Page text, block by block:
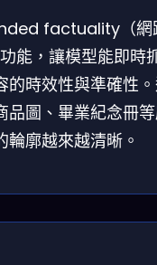
factuality（網
能，讓模型能即時
的時效性與準確性
品圖、畢業紀念冊
廓越來越清晰。